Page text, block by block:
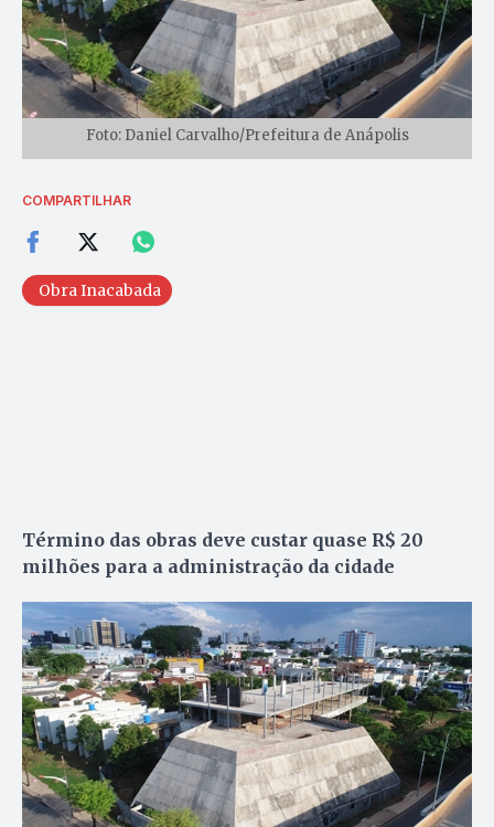
Foto: Daniel Carvalho/Prefeitura de Anápolis
COMPARTILHAR
Obra Inacabada
Término das obras deve custar quase R$ 20
milhões para a administração da cidade